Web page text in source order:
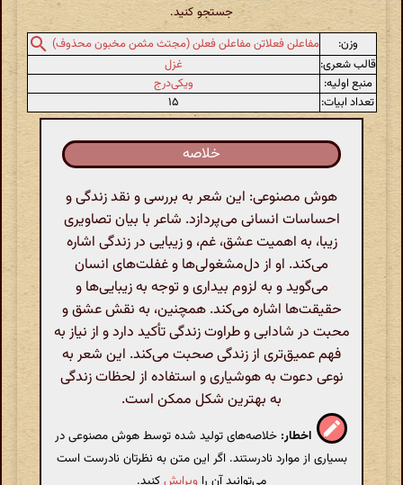
جستجو کنید.
وزن:
مفاعلن فعلاتن مفاعلن فعلن (مجتث مثمن مخبون محذوف)
قالب شعری:
غزل
منبع اولیه:
ویکی‌درج
تعداد ابیات:
۱۵
خلاصه
هوش مصنوعی: این شعر به بررسی و نقد زندگی و
احساسات انسانی می‌پردازد. شاعر با بیان تصاویری
زیبا، به اهمیت عشق، غم، و زیبایی در زندگی اشاره
می‌کند. او از دل‌مشغولی‌ها و غفلت‌های انسان
می‌گوید و به لزوم بیداری و توجه به زیبایی‌ها و
حقیقت‌ها اشاره می‌کند. همچنین، به نقش عشق و
محبت در شادابی و طراوت زندگی تأکید دارد و از نیاز به
فهم عمیق‌تری از زندگی صحبت می‌کند. این شعر به
نوعی دعوت به هوشیاری و استفاده از لحظات زندگی
به بهترین شکل ممکن است.
اخطار: خلاصه‌های تولید شده توسط هوش مصنوعی در
بسیاری از موارد نادرستند. اگر این متن به نظرتان نادرست است
می‌توانید آن را ویرایشکنید.